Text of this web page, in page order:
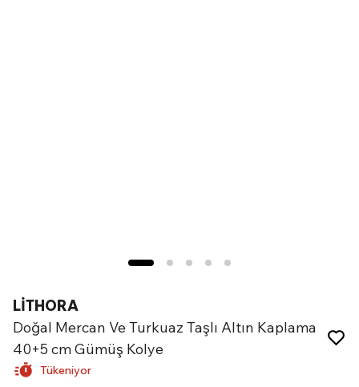
LİTHORA
Doğal Mercan Ve Turkuaz Taşlı Altın Kaplama
40+5 cm Gümüş Kolye
Tükeniyor